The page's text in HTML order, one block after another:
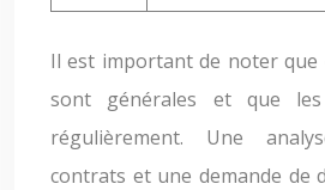
Il est important de noter que
sont générales et que
régulièrement. Une
contrats et une demande de